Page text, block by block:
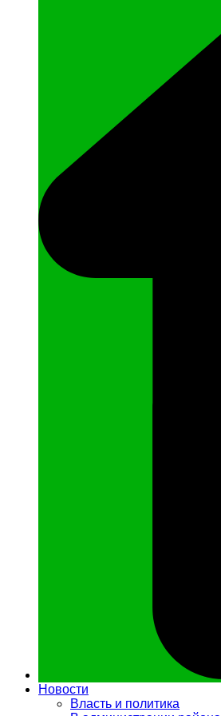
Новости
Власть и политика